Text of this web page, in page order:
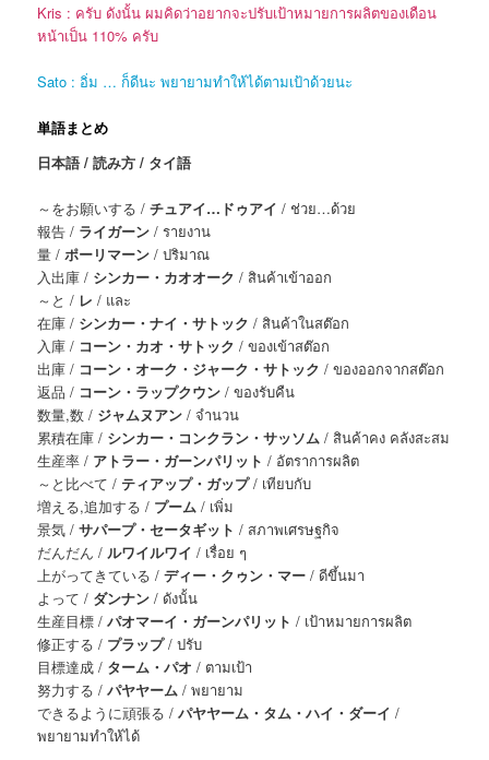
Kris : ครับ ดังนั้น ผมคิดว่าอยากจะปรับเป้าหมายการผลิตของเดือน
หน้าเป็น 110% ครับ
Sato : อิ่ม … ก็ดีนะ พยายามทำให้ได้ตามเป้าด้วยนะ
単語まとめ
日本語 / 読み方 / タイ語
～をお願いする /チュアイ…ドゥアイ / ช่วย…ด้วย
報告 / ライガーン / รายงาน
量 / ポーリマーン / ปริมาณ
入出庫 / シンカー・カオオーク / สินค้าเข้าออก
～と / レ/ และ
在庫 / シンカー・ナイ・サトック/ สินค้าในสต๊อก
入庫 / コーン・カオ・サトック / ของเข้าสต๊อก
出庫 / コーン・オーク・ジャーク・サトック / ของออกจากสต๊อก
返品 / コーン・ラップクウン / ของรับคืน
数量,数 / ジャムヌアン/ จำนวน
累積在庫 / シンカー・コンクラン・サッソム / สินค้าคง คลังสะสม
生産率 / アトラー・ガーンパリット / อัตราการผลิต
～と比べて / ティアップ・ガップ/ เทียบกับ
増える,追加する / プーム/ เพิ่ม
景気 /サパープ・セータギット/ สภาพเศรษฐกิจ
だんだん / ルワイルワイ/ เรื่อย ๆ
上がってきている /ディー・クゥン・マー / ดีขึ้นมา
よって / ダンナン/ ดังนั้น
生産目標 /パオマーイ・ガーンパリット / เป้าหมายการผลิต
修正する / プラップ/ ปรับ
目標達成 / ターム・パオ/ ตามเป้า
努力する /パヤヤーム/ พยายาม
できるように頑張る /パヤヤーム・タム・ハイ・ダーイ/
พยายามทำให้ได้